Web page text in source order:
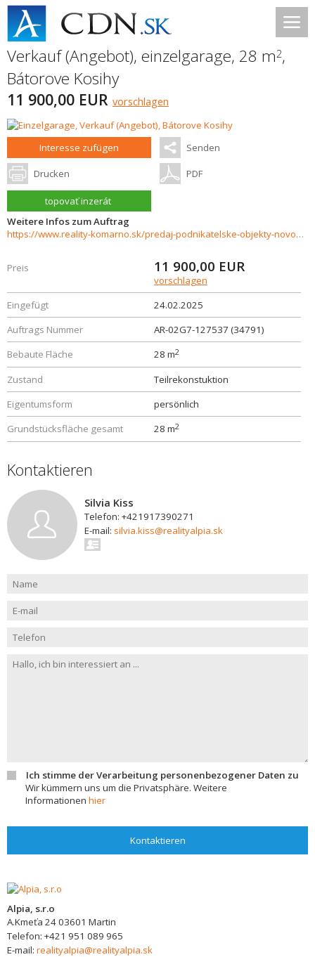
Verkauf (Angebot), einzelgarage, 28 m2,
Bátorove Kosihy
11 900,00 EUR vorschlagen
Interesse zufügen Senden
Drucken PDF
topovať inzerát
Weitere Infos zum Auftrag
https://www.reality-komarno.sk/predaj-podnikatelske-objekty-novostavby/Na-predaj-garaz-v-obci-Batorove-Kosihy-34791/?utm_source=areality&utm_medium=xml&utm_term=34791&utm_content=pozemok&utm_campaign=portaly
Preis 11 900,00 EUR
vorschlagen
Eingefügt
24.02.2025
Auftrags Nummer
AR-02G7-127537 (34791)
Bebaute Fläche
28 m2
Zustand
Teilrekonstuktion
Eigentumsform
persönlich
Grundstücksfläche gesamt
28 m2
Kontaktieren
Silvia Kiss
Telefon: +421917390271
E-mail: silvia.kiss@realityalpia.sk
Ich stimme der Verarbeitung personenbezogener Daten zu
Wir kümmern uns um die Privatsphäre. Weitere
Informationen hier
Kontaktieren
Alpia, s.r.o
A.Kmeťa 2403601 Martin
Telefon: +421 951 089 965
E-mail: realityalpia@realityalpia.sk